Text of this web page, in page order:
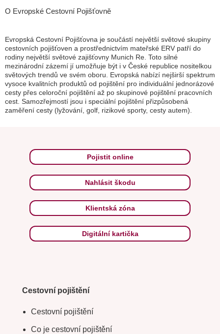
O Evropské Cestovní Pojišťovně
Evropská Cestovní Pojišťovna je součástí největší světové skupiny
cestovních pojišťoven a prostřednictvím mateřské ERV patří do
rodiny největší světové zajišťovny Munich Re. Toto silné
mezinárodní zázemí jí umožňuje být i v České republice nositelkou
světových trendů ve svém oboru. Evropská nabízí nejširší spektrum
vysoce kvalitních produktů od pojištění pro individuální jednorázové
cesty přes celoroční pojištění až po skupinové pojištění pracovních
cest. Samozřejmostí jsou i speciální pojištění přizpůsobená
zaměření cesty (lyžování, golf, rizikové sporty, cesty autem).
Pojistit online
Nahlásit škodu
Klientská zóna
Digitální kartička
Cestovní pojištění
Cestovní pojištění
Co je cestovní pojištění